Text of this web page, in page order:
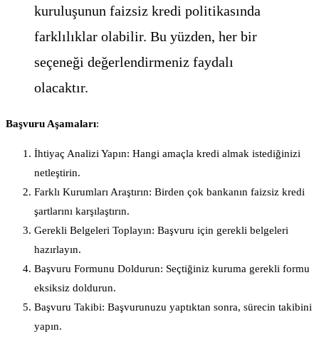
kuruluşunun faizsiz kredi politikasında
farklılıklar olabilir. Bu yüzden, her bir
seçeneği değerlendirmeniz faydalı
olacaktır.
Başvuru Aşamaları:
İhtiyaç Analizi Yapın: Hangi amaçla kredi almak istediğinizi
netleştirin.
Farklı Kurumları Araştırın: Birden çok bankanın faizsiz kredi
şartlarını karşılaştırın.
Gerekli Belgeleri Toplayın: Başvuru için gerekli belgeleri
hazırlayın.
Başvuru Formunu Doldurun: Seçtiğiniz kuruma gerekli formu
eksiksiz doldurun.
Başvuru Takibi: Başvurunuzu yaptıktan sonra, sürecin takibini
yapın.